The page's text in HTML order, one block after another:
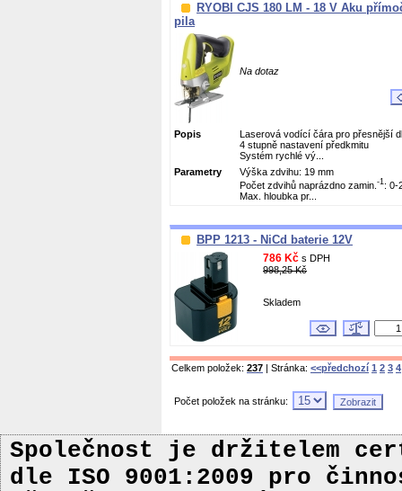
RYOBI CJS 180 LM - 18 V Aku
pila
Na dotaz
Popis
Laserová vodící čára pro přesnější
4 stupně nastavení předkmitu
Systém rychlé vý...
Parametry
Výška zdvihu: 19 mm
Počet zdvihů naprázdno zamin. -1: 0-
Max. hloubka pr...
BPP 1213 - NiCd baterie 12V
786 Kč s DPH
998,25 Kč
Skladem
Celkem položek: 237 | Stránka: <<předchozí 1 2 3 4
Počet položek na stránku:
Společnost je držitelem
dle ISO 9001:2009 pro